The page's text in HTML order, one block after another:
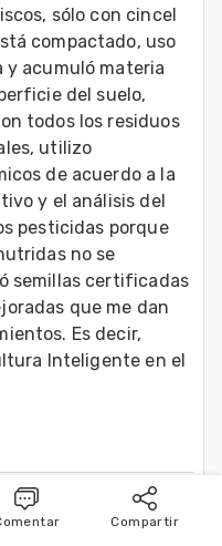
BuscarCompartir
sólo con cincel
compactado, uso
y acumuló materia
del suelo,
todos los residuos
utilizo
de acuerdo a la
y el análisis del
pesticidas porque
no se
semillas certificadas
que me dan
Es decir,
Inteligente en el
Responder